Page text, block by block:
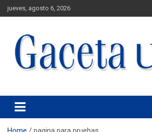
jueves, agosto 6, 2026
Gaceta UACJ